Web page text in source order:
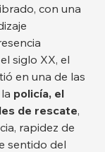
con una
siglo XX, el
en una de las
policía, el
de rescate,
rapidez de
sentido del